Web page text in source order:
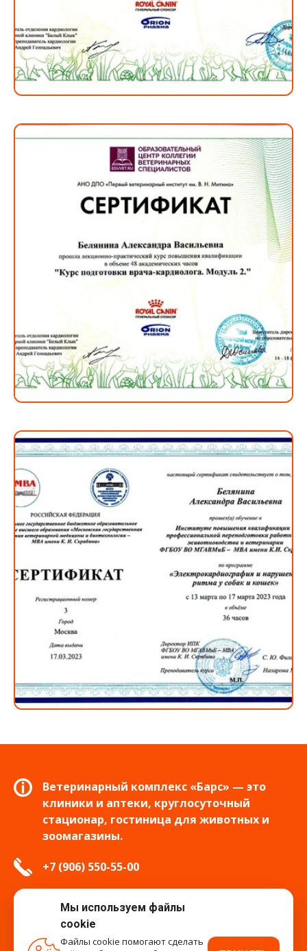
Ветеринарный комплекс «Барс» — это
клиники и аптеки, круглосуточный
стационар, гостиница для животных и
зоомагазины.
+7 (906) 550-55-00
info.tver@bars-vet.ru
Мы используем файлы
cookie
Файлы cookie помогают сделать